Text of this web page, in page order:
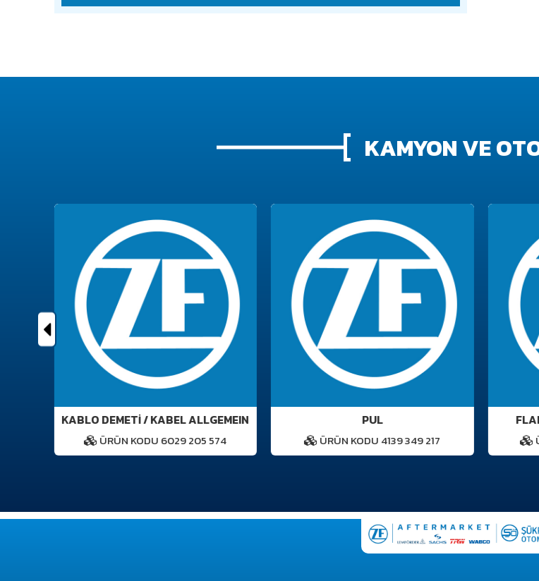
KAMYON VE
KABLO DEMETİ / KABEL ALLGEMEIN
ÜRÜN KODU 6029 205 574
PUL
ÜRÜN KODU 4139 349 217